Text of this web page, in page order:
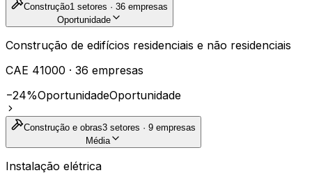
Construção1 setores · 36 empresas
Oportunidade
Construção de edifícios residenciais e não residenciais
CAE 41000 · 36 empresas
−24%OportunidadeOportunidade
Construção e obras3 setores · 9 empresas
Média
Instalação elétrica